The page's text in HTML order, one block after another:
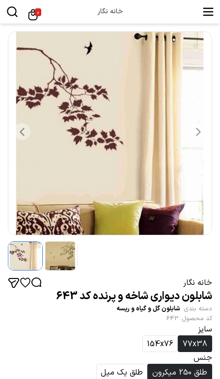
خانه نگار 0
خانه نگار
شابلون دیواری شاخه و پرنده کد 643
دسته بندی: شابلون گل و گیاه و ریسه
کد محصول:
643
سایز
77x38
154x76
جنس
طلق 250 میکرون
طلق یک میل